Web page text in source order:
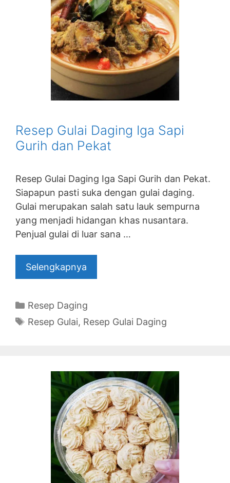
Resep Gulai Daging Iga Sapi
Gurih dan Pekat
Resep Gulai Daging Iga Sapi Gurih dan Pekat.
Siapapun pasti suka dengan gulai daging.
Gulai merupakan salah satu lauk sempurna
yang menjadi hidangan khas nusantara.
Penjual gulai di luar sana …
Selengkapnya
Categories
Resep Daging
Tags
Resep Gulai, Resep Gulai Daging